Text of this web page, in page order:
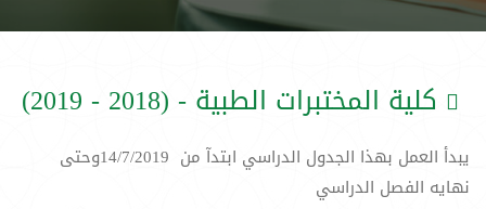
كلية المختبرات الطبية - (2018 - 2019)
يبدأ العمل بهذا الجدول الدراسي ابتدآ من 14/7/2019وحتى
نهايه الفصل الدراسي